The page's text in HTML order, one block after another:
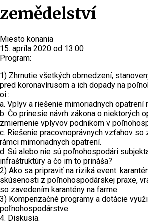
zemědelství
Miesto konania
15. apríla 2020 od 13:00
Program:
1) Zhrnutie všetkých obmedzení,
pred koronavírusom a ich dopady na
oi.:
a. Vplyv a riešenie mimoriadnych opatrení
b. Čo prinesie návrh zákona o niektorých
zmiernenie vplyvov podnikom v
c. Riešenie pracovnoprávnych vzťahov so
rámci mimoriadnych opatrení.
d. Sú alebo nie sú poľnohospodári
infraštruktúry a čo im to prináša?
2) Ako sa pripraviť na riziká event.
skúsenosti z poľnohospodárskej praxe,
so zavedením karantény na farme.
3) Kompenzačné programy a dotácie
poľnohospodárstve.
4. Diskusia.